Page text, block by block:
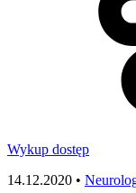
Wykup dostęp
14.12.2020 •